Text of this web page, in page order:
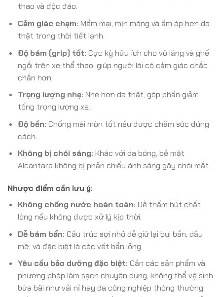
thao và độc đáo.
Cảm giác chạm: Mềm mại, mịn màng và ấm áp hơn da
thật trong thời tiết lạnh.
Độ bám (grip) tốt: Cực kỳ hữu ích cho vô lăng và ghế
ngồi trên xe thể thao, giúp người lái có cảm giác chắc
chắn hơn.
Trọng lượng nhẹ: Nhẹ hơn da thật, góp phần giảm
tổng trọng lượng xe.
Độ bền: Chống mài mòn tốt nếu được chăm sóc đúng
cách.
Không bị chói sáng: Khác với da bóng, bề mặt
Alcantara không bị phản chiếu ánh sáng gây chói mắt.
Nhược điểm cần lưu ý:
Không chống nước hoàn toàn: Dễ thấm hút chất
lỏng nếu không được xử lý kịp thời.
Dễ bám bẩn: Cấu trúc sợi nhỏ dễ giữ lại bụi bẩn, dầu
mỡ, và đặc biệt là các vết bẩn lỏng.
Yêu cầu bảo dưỡng đặc biệt: Cần các sản phẩm và
phương pháp làm sạch chuyên dụng, không thể vệ sinh
bừa bãi như vải nỉ hay da công nghiệp thông thường.